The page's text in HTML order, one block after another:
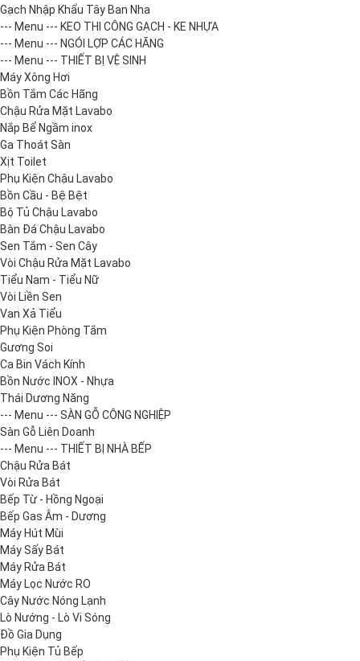
Gạch Nhập Khẩu Tây Ban Nha
--- Menu --- KEO THI CÔNG GẠCH - KE NHỰA
--- Menu --- NGÓI LỢP CÁC HÃNG
--- Menu --- THIẾT BỊ VỆ SINH
Máy Xông Hơi
Bồn Tắm Các Hãng
Chậu Rửa Mặt Lavabo
Nắp Bể Ngầm inox
Ga Thoát Sàn
Xịt Toilet
Phụ Kiện Chậu Lavabo
Bồn Cầu - Bệ Bệt
Bộ Tủ Chậu Lavabo
Bàn Đá Chậu Lavabo
Sen Tắm - Sen Cây
Vòi Chậu Rửa Mặt Lavabo
Tiểu Nam - Tiểu Nữ
Vòi Liền Sen
Van Xả Tiểu
Phụ Kiện Phòng Tắm
Gương Soi
Ca Bin Vách Kính
Bồn Nước INOX - Nhựa
Thái Dương Năng
--- Menu --- SÀN GỖ CÔNG NGHIỆP
Sàn Gỗ Liên Doanh
--- Menu --- THIẾT BỊ NHÀ BẾP
Chậu Rửa Bát
Vòi Rửa Bát
Bếp Từ - Hồng Ngoại
Bếp Gas Âm - Dương
Máy Hút Mùi
Máy Sấy Bát
Máy Rửa Bát
Máy Lọc Nước RO
Cây Nước Nóng Lạnh
Lò Nướng - Lò Vi Sóng
Đồ Gia Dụng
Phụ Kiện Tủ Bếp